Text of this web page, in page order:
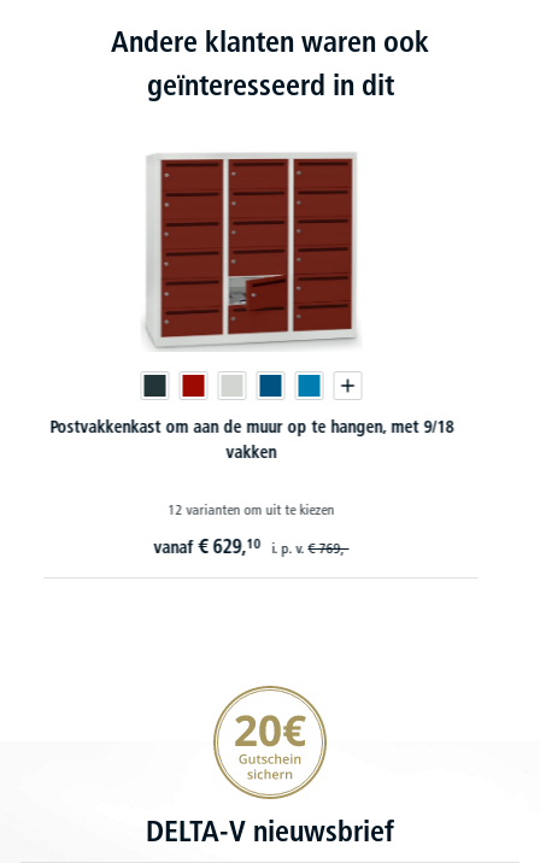
Andere klanten waren ook
geïnteresseerd in dit
Vakkenkasten OFFICE-LINE met 2 x 5 vakken
60 varianten om uit te kiezen
vanaf€ 737, 10 i. p. v.€ 909,-
20€ korting verzekeren
DELTA-V nieuwsbrief